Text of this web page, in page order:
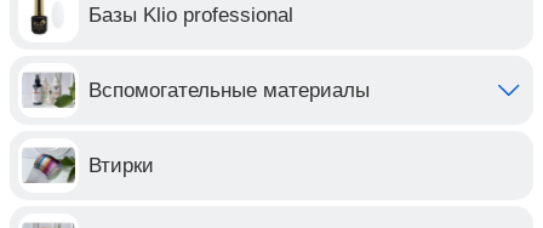
Базы Klio professional
Вспомогательные материалы
Втирки